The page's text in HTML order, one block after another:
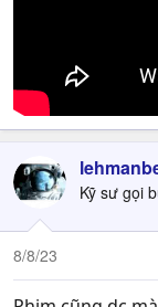
Kỹ sư gọi
8/8/23